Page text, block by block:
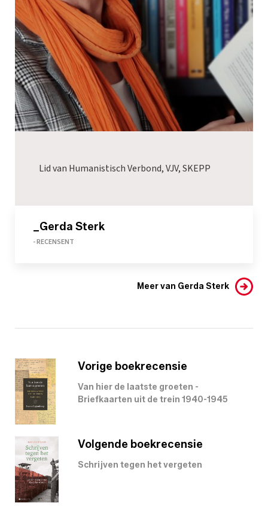
Lid van Humanistisch Verbond, VJV, SKEPP
_Gerda Sterk
- RECENSENT
Meer van Gerda Sterk
Vorige boekrecensie
Van hier de laatste groeten -
Briefkaarten uit de trein 1940-1945
Volgende boekrecensie
Schrijven tegen het vergeten